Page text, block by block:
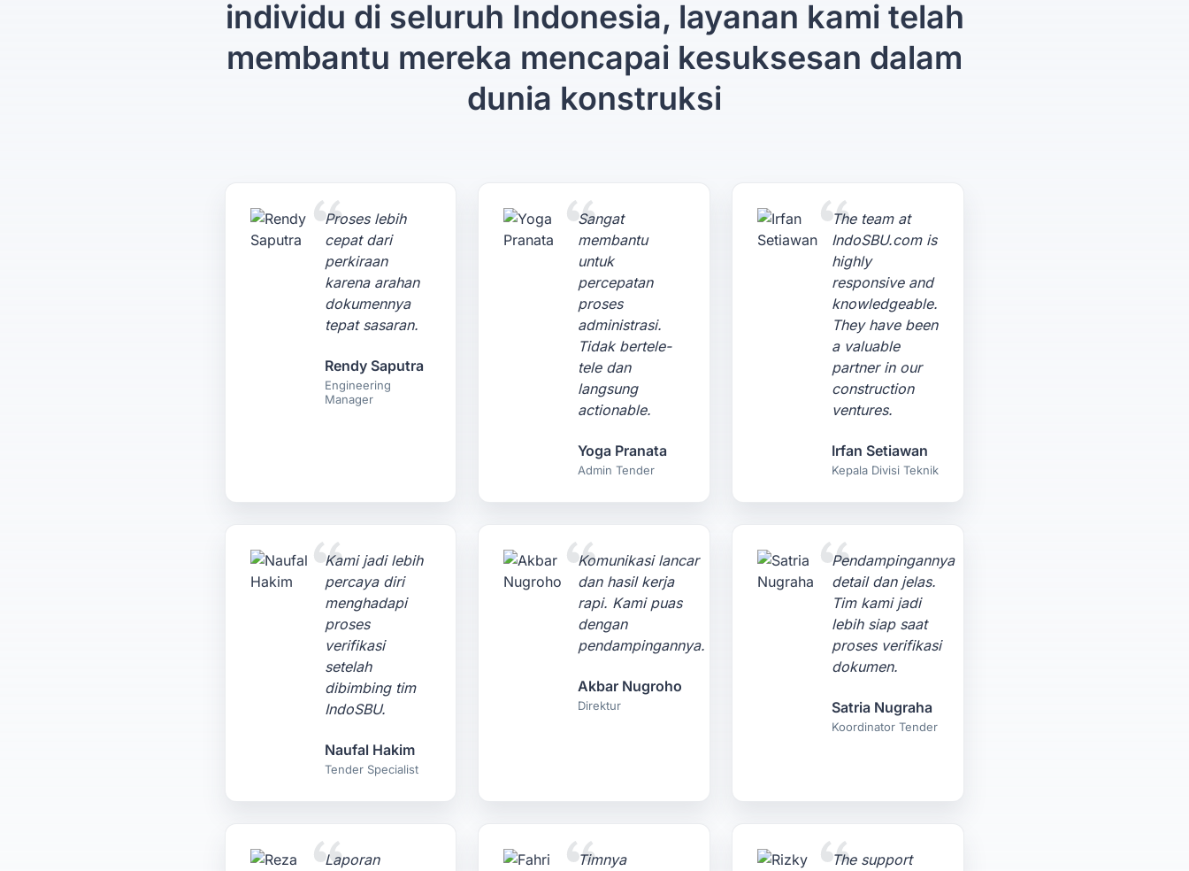
individu di seluruh Indonesia, layanan kami telah
membantu mereka mencapai kesuksesan dalam
dunia konstruksi
Proses lebih
cepat dari
perkiraan
karena arahan
dokumennya
tepat sasaran.
Rendy Saputra
Engineering
Manager
Sangat
membantu
untuk
percepatan
proses
administrasi.
Tidak bertele-
tele dan
langsung
actionable.
Yoga Pranata
Admin Tender
The team at
IndoSBU.com is
highly
responsive and
knowledgeable.
They have been
a valuable
partner in our
construction
ventures.
Irfan Setiawan
Kepala Divisi Teknik
Kami jadi lebih
percaya diri
menghadapi
proses
verifikasi
setelah
dibimbing tim
IndoSBU.
Naufal Hakim
Tender Specialist
Komunikasi lancar
dan hasil kerja
rapi. Kami puas
dengan
pendampingannya.
Akbar Nugroho
Direktur
Pendampingannya
detail dan jelas.
Tim kami jadi
lebih siap saat
proses verifikasi
dokumen.
Satria Nugraha
Koordinator Tender
Laporan
Timnya
The support